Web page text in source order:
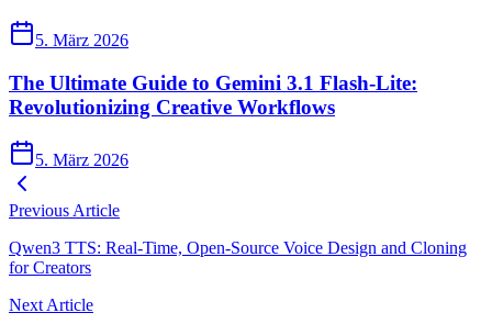
5. März 2026
The Ultimate Guide to Gemini 3.1 Flash-Lite:
Revolutionizing Creative Workflows
5. März 2026
Previous Article
Qwen3 TTS: Real-Time, Open-Source Voice Design and Cloning
for Creators
Next Article